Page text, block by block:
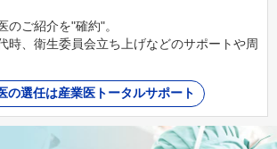
のご紹介を"確約"。
時、衛生委員会立ち上げなどのサポートや周
の選任は産業医トータルサポート